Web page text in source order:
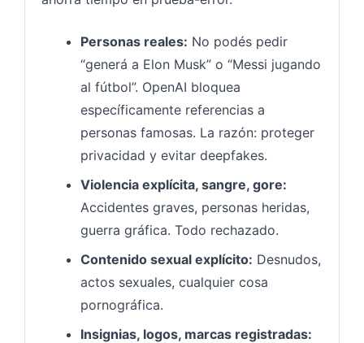
Personas reales: No podés pedir
“generá a Elon Musk” o “Messi jugando
al fútbol”. OpenAI bloquea
específicamente referencias a
personas famosas. La razón: proteger
privacidad y evitar deepfakes.
Violencia explícita, sangre, gore:
Accidentes graves, personas heridas,
guerra gráfica. Todo rechazado.
Contenido sexual explícito: Desnudos,
actos sexuales, cualquier cosa
pornográfica.
Insignias, logos, marcas registradas: